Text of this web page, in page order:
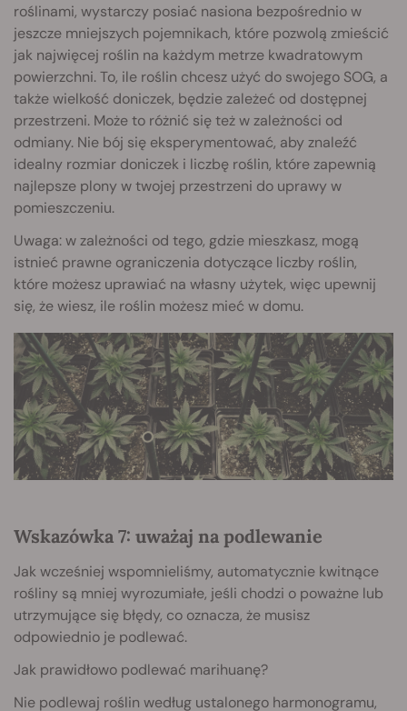
roślinami, wystarczy posiać nasiona bezpośrednio w
jeszcze mniejszych pojemnikach, które pozwolą zmieścić
jak najwięcej roślin na każdym metrze kwadratowym
powierzchni. To, ile roślin chcesz użyć do swojego SOG, a
także wielkość doniczek, będzie zależeć od dostępnej
przestrzeni. Może to różnić się też w zależności od
odmiany. Nie bój się eksperymentować, aby znaleźć
idealny rozmiar doniczek i liczbę roślin, które zapewnią
najlepsze plony w twojej przestrzeni do uprawy w
pomieszczeniu.
Uwaga: w zależności od tego, gdzie mieszkasz, mogą
istnieć prawne ograniczenia dotyczące liczby roślin,
które możesz uprawiać na własny użytek, więc upewnij
się, że wiesz, ile roślin możesz mieć w domu.
Wskazówka 7: uważaj na podlewanie
Jak wcześniej wspomnieliśmy, automatycznie kwitnące
rośliny są mniej wyrozumiałe, jeśli chodzi o poważne lub
utrzymujące się błędy, co oznacza, że musisz
odpowiednio je podlewać.
Jak prawidłowo podlewać marihuanę?
Nie podlewaj roślin według ustalonego harmonogramu,